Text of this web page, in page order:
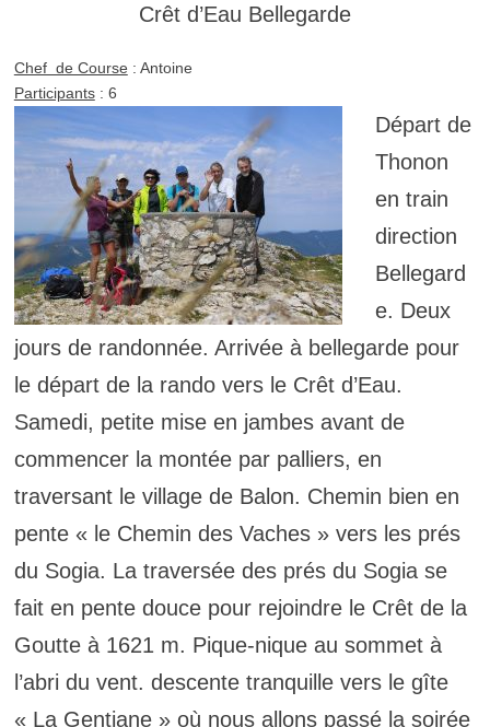
Crêt d’Eau Bellegarde
Chef de Course : Antoine
Participants: 6
Départ de
Thonon
en train
direction
Bellegard
e. Deux
jours de randonnée. Arrivée à bellegarde pour
le départ de la rando vers le Crêt d’Eau.
Samedi, petite mise en jambes avant de
commencer la montée par palliers, en
traversant le village de Balon. Chemin bien en
pente « le Chemin des Vaches » vers les prés
du Sogia. La traversée des prés du Sogia se
fait en pente douce pour rejoindre le Crêt de la
Goutte à 1621 m. Pique-nique au sommet à
l’abri du vent. descente tranquille vers le gîte
« La Gentiane » où nous allons passé la soirée